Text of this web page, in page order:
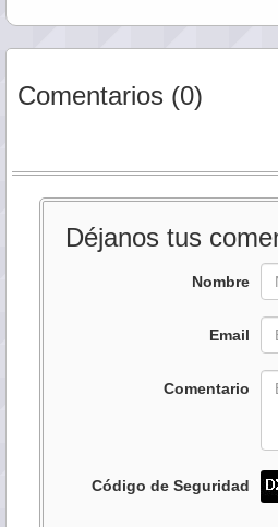
Comentarios (0)
Déjanos tus
Nombre
Email
Comentario
Código de Seguridad